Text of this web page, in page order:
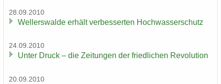
28.09.2010
Wel­ler­s­wal­de er­hält ver­bes­ser­ten Hoch­was­ser­schutz
24.09.2010
Unter Druck – die Zei­tun­gen der fried­li­chen Re­vo­lu­ti­on
20.09.2010